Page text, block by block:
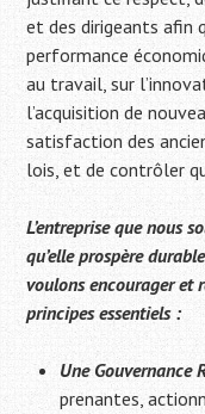
et des dirigeants afin
performance
au travail, sur
l’acquisition de
satisfaction des
lois, et de contrôler
L’entreprise que nous
qu’elle prospère
voulons encourager et
principes essentiels :
Une Gouvernance
prenantes,